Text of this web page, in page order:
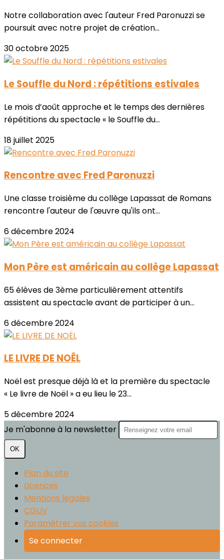
Notre collaboration avec l'auteur Fred Paronuzzi se
poursuit avec notre projet de création...
30 octobre 2025
Le Souffle du Nord : répétitions estivales
Le mois d’août approche et le temps des dernières
répétitions du spectacle « le Souffle du...
18 juillet 2025
Rencontre avec Fred Paronuzzi
Une classe troisième du collège Lapassat de Romans
rencontre l'auteur de l'œuvre qu'ils ont...
6 décembre 2024
Mon Père est américain au collège Lapassat
65 élèves de 3ème particulièrement attentifs
assistent au spectacle avant de participer à un...
6 décembre 2024
LE LIVRE DE NOËL
Noël est presque déjà là et la première du spectacle
« Le livre de Noël » a eu lieu le 23...
5 décembre 2024
Je m'abonne à la newsletter
OK
Plan du site
Licences
Mentions légales
CGUV
Paramétrer vos cookies
Se connecter